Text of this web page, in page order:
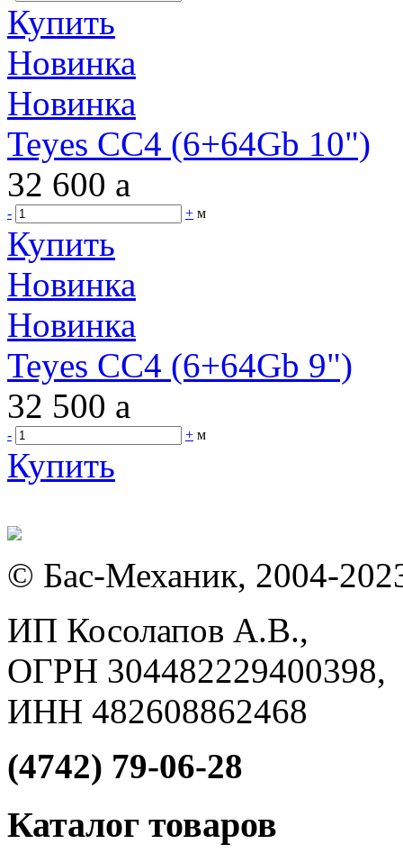
Купить
Новинка
Новинка
Teyes CC4 (6+64Gb 10")
32 600 a
- + м
Купить
Новинка
Новинка
Teyes CC4 (6+64Gb 9")
32 500 a
- + м
Купить
© Бас-Механик, 2004-
ИП Косолапов А.В.,
ОГРН 304482229400398,
ИНН 482608862468
(4742) 79-06-28
Каталог товаров